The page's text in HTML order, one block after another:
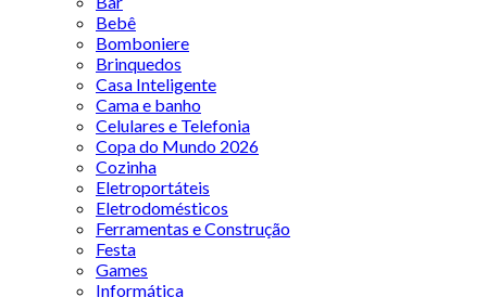
Bebê
Bomboniere
Brinquedos
Casa Inteligente
Cama e banho
Celulares e Telefonia
Copa do Mundo 2026
Cozinha
Eletroportáteis
Eletrodomésticos
Ferramentas e Construção
Festa
Games
Informática